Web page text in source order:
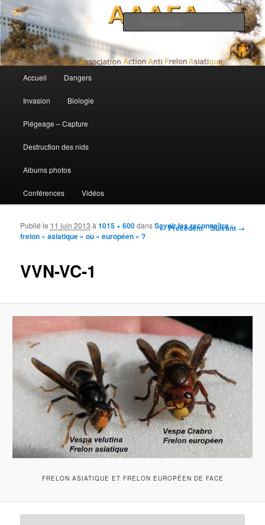
AAAFA
Association Action Anti Frelon Asiatique
Aller au contenu principal
Aller au contenu secondaire
Accueil Dangers
Invasion Biologie
Piégeage – Capture
Destruction des nids
Albums photos
Conférences Vidéos
Navigation des images
← Précédent Suivant →
VVN-VC-1
Publié le 11 juin 2013 à1015 × 600dansSavoir les reconnaître :
frelon « asiatique » ou « européen » ?
FRELON ASIATIQUE ET FRELON EUROPÉEN DE FACE